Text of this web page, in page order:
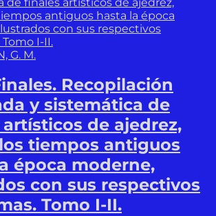
G. M.
Recopilación
y sistemática de
de ajedrez,
tiempos antiguos
época moderne,
con sus respectivos
Tomo I-II.